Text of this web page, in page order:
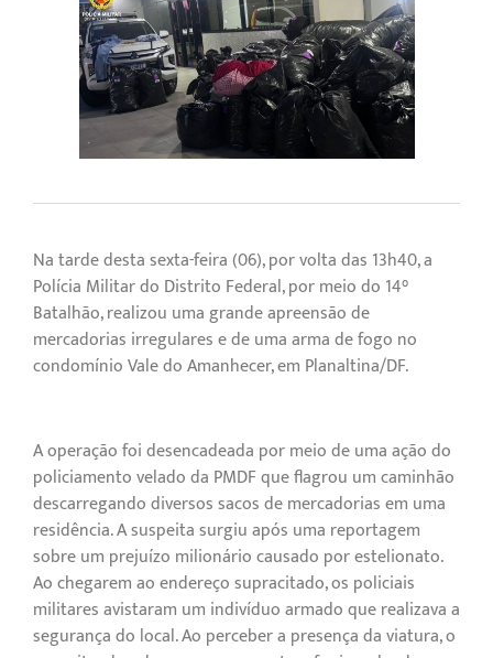
Na tarde desta sexta-feira (06), por volta das 13h40, a
Polícia Militar do Distrito Federal, por meio do 14°
Batalhão, realizou uma grande apreensão de
mercadorias irregulares e de uma arma de fogo no
condomínio Vale do Amanhecer, em Planaltina/DF.
A operação foi desencadeada por meio de uma ação do
policiamento velado da PMDF que flagrou um caminhão
descarregando diversos sacos de mercadorias em uma
residência. A suspeita surgiu após uma reportagem
sobre um prejuízo milionário causado por estelionato.
Ao chegarem ao endereço supracitado, os policiais
militares avistaram um indivíduo armado que realizava a
segurança do local. Ao perceber a presença da viatura, o